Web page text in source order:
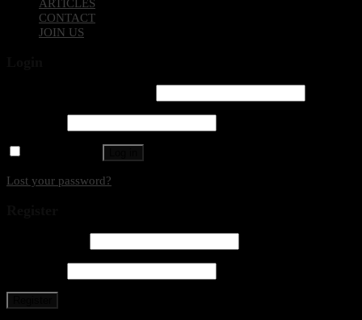
CONTACT
JOIN US
Lost your password?